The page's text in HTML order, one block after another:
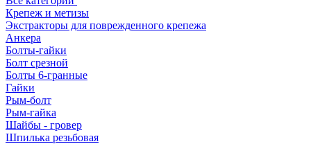
Крепеж и метизы
Экстракторы для поврежденного крепежа
Анкера
Болты-гайки
Болт срезной
Болты 6-гранные
Гайки
Рым-болт
Рым-гайка
Шайбы - гровер
Шпилька резьбовая